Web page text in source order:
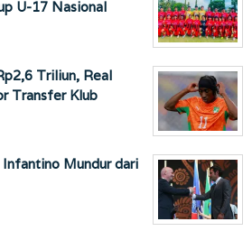
U-17 Nasional
Triliun, Real
Transfer Klub
Infantino Mundur dari